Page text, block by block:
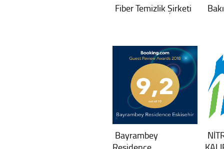
Fiber Temizlik Şirketi
Bayrambey